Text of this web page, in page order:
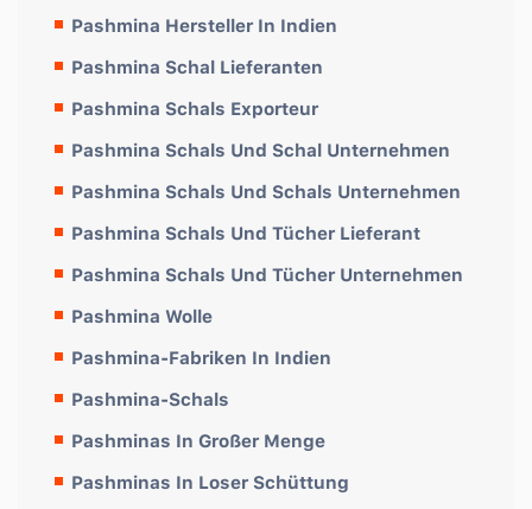
Pashmina Hersteller In Indien
Pashmina Schal Lieferanten
Pashmina Schals Exporteur
Pashmina Schals Und Schal Unternehmen
Pashmina Schals Und Schals Unternehmen
Pashmina Schals Und Tücher Lieferant
Pashmina Schals Und Tücher Unternehmen
Pashmina Wolle
Pashmina-Fabriken In Indien
Pashmina-Schals
Pashminas In Großer Menge
Pashminas In Loser Schüttung